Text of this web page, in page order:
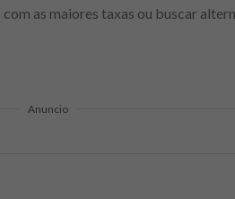
as maiores taxas ou buscar
Anuncio